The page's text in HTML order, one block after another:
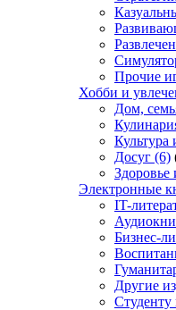
Прочие
Хобби и
Дом,
Культура
Досуг (6)
Здоровье
Электронные
IT-
Бизнес-
Другие